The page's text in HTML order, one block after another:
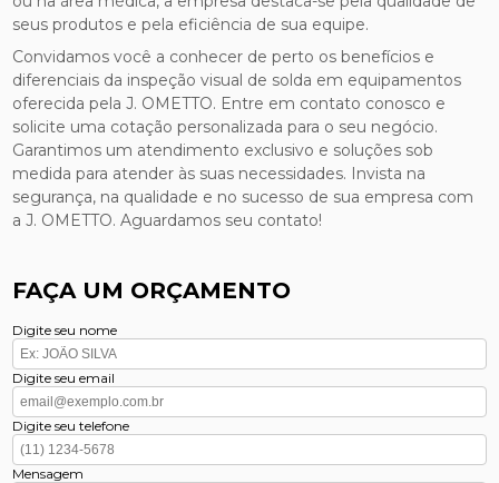
seus produtos e pela eficiência de sua equipe.
Convidamos você a conhecer de perto os benefícios e
diferenciais da inspeção visual de solda em equipamentos
oferecida pela J. OMETTO. Entre em contato conosco e
solicite uma cotação personalizada para o seu negócio.
Garantimos um atendimento exclusivo e soluções sob
medida para atender às suas necessidades. Invista na
segurança, na qualidade e no sucesso de sua empresa com
a J. OMETTO. Aguardamos seu contato!
FAÇA UM ORÇAMENTO
Digite seu nome
Digite seu email
Digite seu telefone
Mensagem